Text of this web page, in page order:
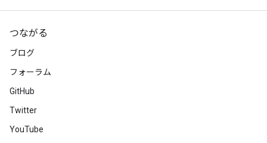
つながる
ブログ
フォーラム
GitHub
Twitter
YouTube